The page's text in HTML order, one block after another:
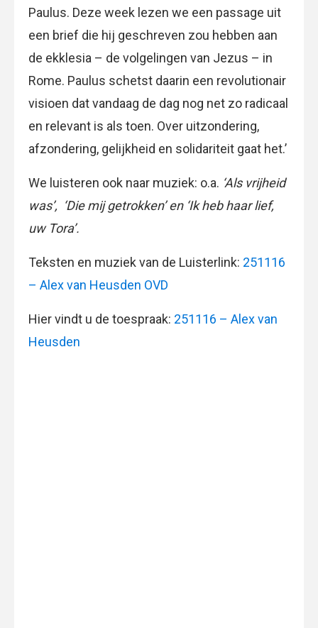
Paulus. Deze week lezen we een passage uit
een brief die hij geschreven zou hebben aan
de ekklesia – de volgelingen van Jezus – in
Rome. Paulus schetst daarin een revolutionair
visioen dat vandaag de dag nog net zo radicaal
en relevant is als toen. Over uitzondering,
afzondering, gelijkheid en solidariteit gaat het.’
We luisteren ook naar muziek: o.a. ‘Als vrijheid
was’, ‘Die mij getrokken’ en ‘Ik heb haar lief,
uw Tora’.
Teksten en muziek van de Luisterlink: 251116
– Alex van Heusden OVD
Hier vindt u de toespraak: 251116 – Alex van
Heusden